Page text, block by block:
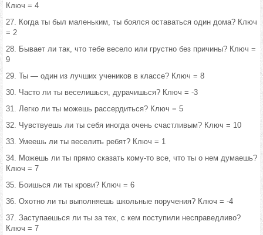
Ключ = 4
27. Когда ты был маленьким, ты боялся оставаться один дома? Ключ
= 2
28. Бывает ли так, что тебе весело или грустно без причины? Ключ =
9
29. Ты — один из лучших учеников в классе? Ключ = 8
30. Часто ли ты веселишься, дурачишься? Ключ = -3
31. Легко ли ты можешь рассердиться? Ключ = 5
32. Чувствуешь ли ты себя иногда очень счастливым? Ключ = 10
33. Умеешь ли ты веселить ребят? Ключ = 1
34. Можешь ли ты прямо сказать кому-то все, что ты о нем думаешь?
Ключ = 7
35. Боишься ли ты крови? Ключ = 6
36. Охотно ли ты выполняешь школьные поручения? Ключ = -4
37. Заступаешься ли ты за тех, с кем поступили несправедливо?
Ключ = 7